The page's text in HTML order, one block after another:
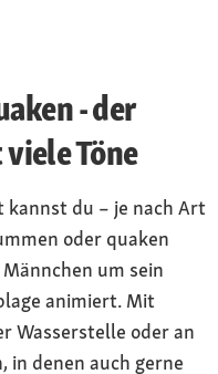
- der
Töne
du – je nach Art
oder quaken
um sein
animiert. Mit
Wasserstelle oder an
in denen auch gerne